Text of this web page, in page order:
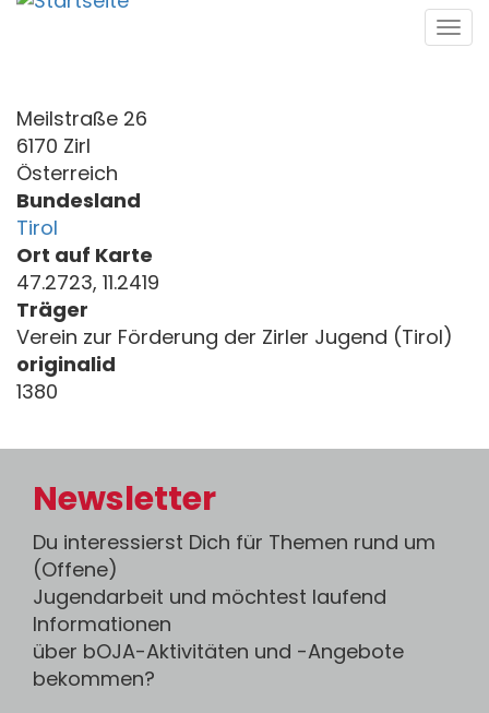
Direkt
Meilstraße 26
6170 Zirl
Österreich
Bundesland
Tirol
Ort auf Karte
47.2723, 11.2419
Träger
Verein zur Förderung der Zirler Jugend (Tirol)
originalid
1380
Newsletter
Du interessierst Dich für Themen rund um
(Offene)
Jugendarbeit und möchtest laufend
Informationen
über bOJA-Aktivitäten und -Angebote
bekommen?